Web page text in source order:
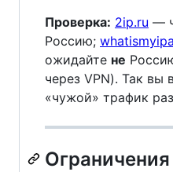
Проверка: 2ip.ru —
Россию;
ожидайте не
через VPN). Так вы
«чужой» трафик